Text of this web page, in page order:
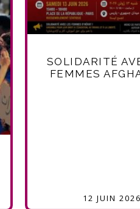
SOLIDARITÉ
FEMMES
12 JUIN 2026